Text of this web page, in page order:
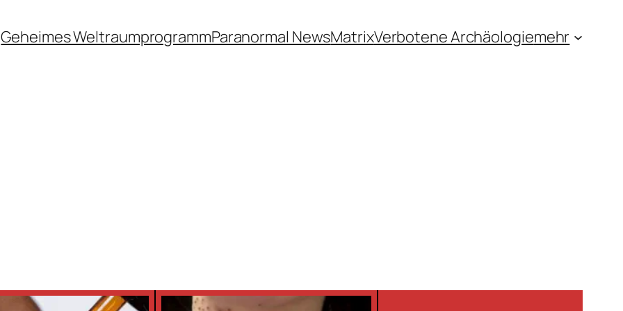
Geheimes WeltraumprogrammParanormal NewsMatrixVerbotene Archäologiemehr